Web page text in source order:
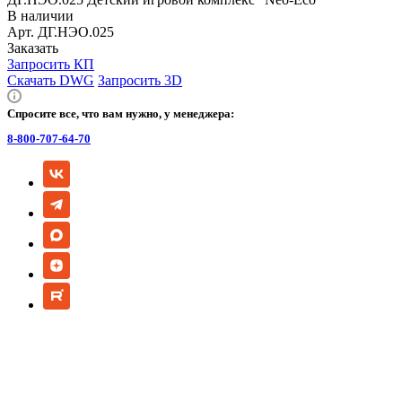
В наличии
Арт. ДГ.НЭО.025
Заказать
Запросить КП
Скачать DWG Запросить 3D
Спросите все, что вам нужно, у менеджера:
8-800-707-64-70